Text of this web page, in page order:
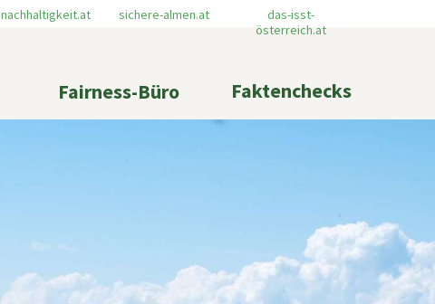
nachhaltigkeit.at sichere-almen.at
das-isst-
österreich.at
Faktenchecks
Fairness-Büro